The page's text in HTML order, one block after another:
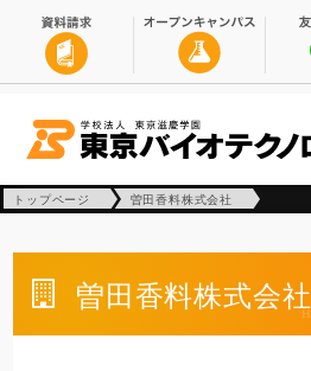
トップページ 曽田香料株式会社
曽田香料株式会社